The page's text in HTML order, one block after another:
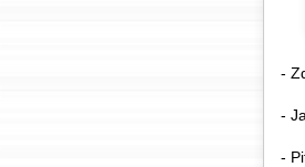
-
-
-